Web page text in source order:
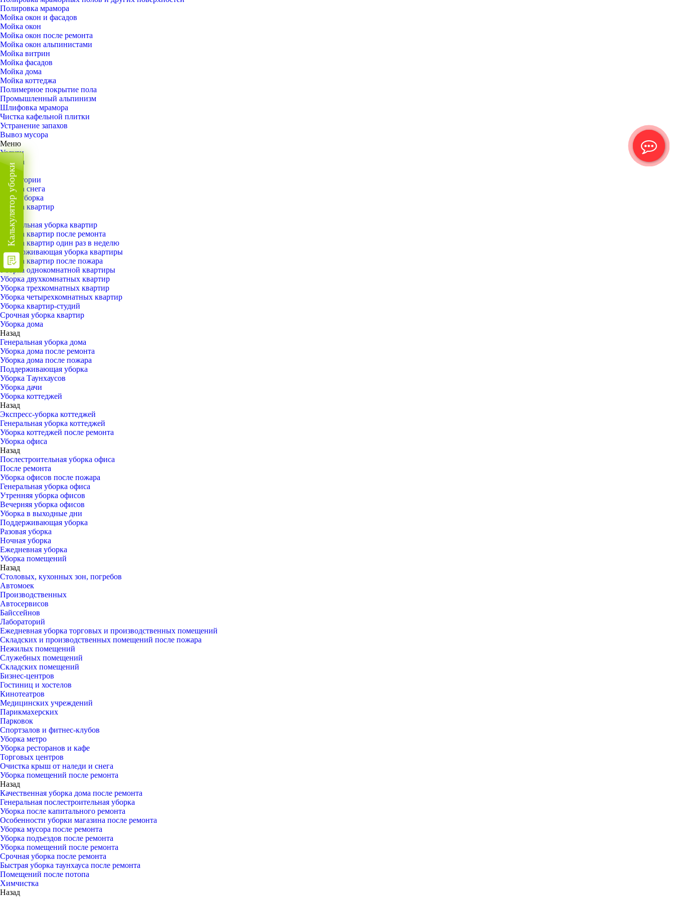
Полировка мрамора
Мойка окон и фасадов
Мойка окон
Мойка окон после ремонта
Мойка окон альпинистами
Мойка витрин
Мойка фасадов
Мойка дома
Мойка коттеджа
Полимерное покрытие пола
Промышленный альпинизм
Шлифовка мрамора
Чистка кафельной плитки
Устранение запахов
Вывоз мусора
Меню
Услуги
Уборка
Назад
Территории
Уборка снега
ВИП-уборка
Уборка квартир
Назад
Генеральная уборка квартир
Уборка квартир после ремонта
Уборка квартир один раз в неделю
Поддерживающая уборка квартиры
Уборка квартир после пожара
Уборка однокомнатной квартиры
Уборка двухкомнатных квартир
Уборка трехкомнатных квартир
Уборка четырехкомнатных квартир
Уборка квартир-студий
Срочная уборка квартир
Уборка дома
Назад
Генеральная уборка дома
Уборка дома после ремонта
Уборка дома после пожара
Поддерживающая уборка
Уборка Таунхаусов
Уборка дачи
Уборка коттеджей
Назад
Экспресс-уборка коттеджей
Генеральная уборка коттеджей
Уборка коттеджей после ремонта
Уборка офиса
Назад
Послестроительная уборка офиса
После ремонта
Уборка офисов после пожара
Генеральная уборка офиса
Утренняя уборка офисов
Вечерняя уборка офисов
Уборка в выходные дни
Поддерживающая уборка
Разовая уборка
Ночная уборка
Ежедневная уборка
Уборка помещений
Назад
Столовых, кухонных зон, погребов
Автомоек
Производственных
Автосервисов
Байссейнов
Лабораторий
Ежедневная уборка торговых и производственных помещений
Складских и производственных помещений после пожара
Нежилых помещений
Служебных помещений
Складских помещений
Бизнес-центров
Гостиниц и хостелов
Кинотеатров
Медицинских учреждений
Парикмахерских
Парковок
Спортзалов и фитнес-клубов
Уборка метро
Уборка ресторанов и кафе
Торговых центров
Очистка крыш от наледи и снега
Уборка помещений после ремонта
Назад
Качественная уборка дома после ремонта
Генеральная послестроительная уборка
Уборка после капитального ремонта
Особенности уборки магазина после ремонта
Уборка мусора после ремонта
Уборка подъездов после ремонта
Уборка помещений после ремонта
Срочная уборка после ремонта
Быстрая уборка таунхауса после ремонта
Помещений после потопа
Химчистка
Назад
Калькулятор уборки